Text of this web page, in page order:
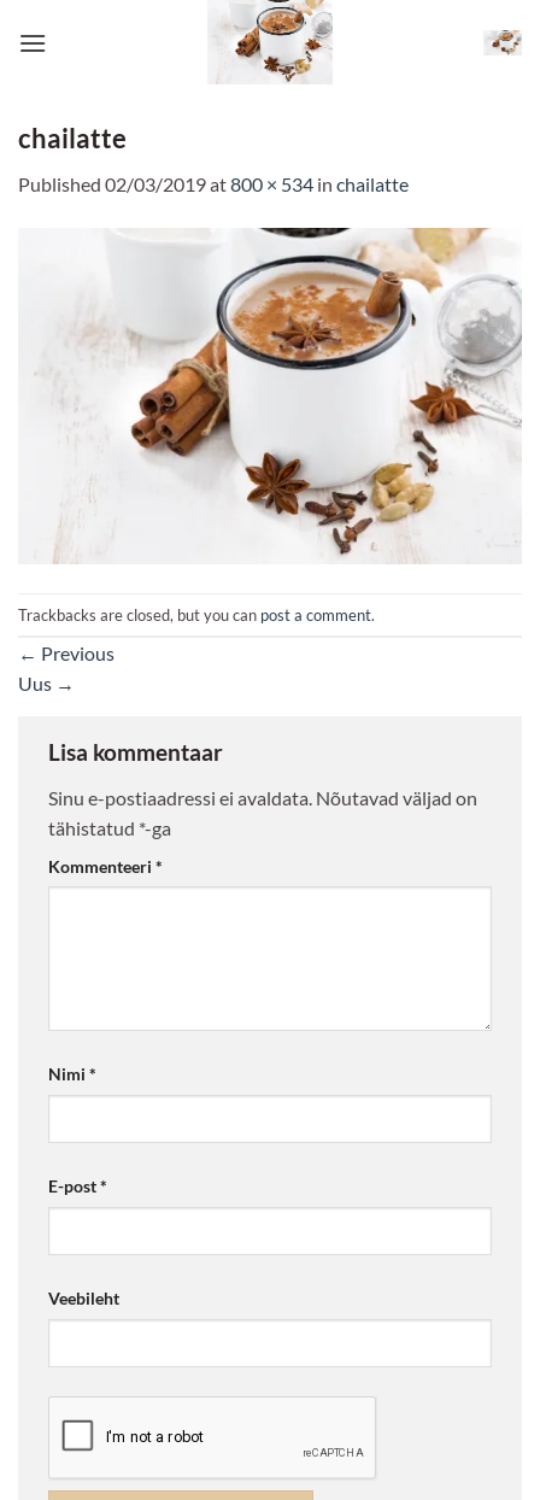
chailatte
Published 02/03/2019at800 × 534 in chailatte
Trackbacks are closed, but you can post a comment.
← Previous
Uus →
Lisa kommentaar
Sinu e-postiaadressi ei avaldata. Nõutavad väljad on
tähistatud *-ga
Kommenteeri *
Nimi *
E-post*
Veebileht